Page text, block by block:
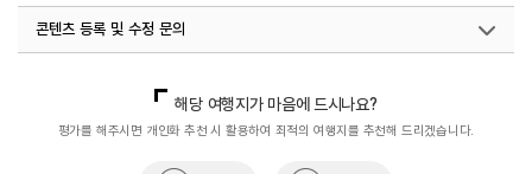
주요시설
클럽하우스 / 대식당 / 연회실 등
콘텐츠 등록 및 수정 문의
해당 여행지가 마음에 드시나요?
평가를 해주시면 개인화 추천 시 활용하여 최적의 여행지를 추천해 드리겠습니다.